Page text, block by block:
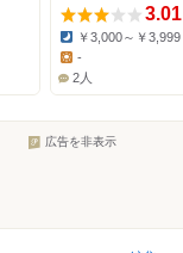
3.01
Dinner:
￥3,000～￥3,999
Lunch:
-
2人
広告を非表示